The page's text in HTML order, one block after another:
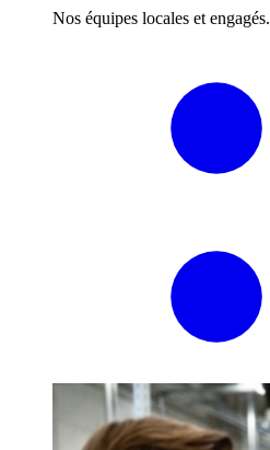
Nos équipes locales et engagés.